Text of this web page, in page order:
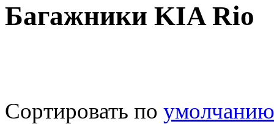
Багажники KIA Rio
Сортировать по умолчанию